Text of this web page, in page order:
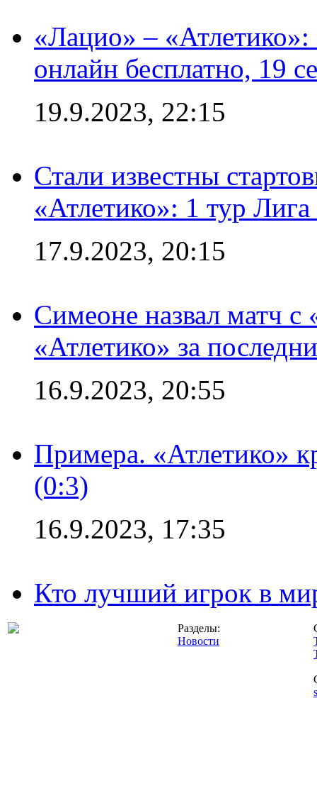
«Лацио» –
онлайн бесплатно, 19
19.9.2023, 22:15
Стали известны
«Атлетико»: 1 тур
17.9.2023, 20:15
Симеоне назвал матч
«Атлетико» за
16.9.2023, 20:55
Примера. «Атлетико»
(0:3)
16.9.2023, 17:35
Кто лучший игрок в
Разделы:
Новости